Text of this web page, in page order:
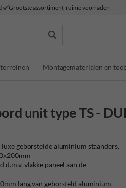
Grootste assortiment, ruime voorraden
Montagematerialen en
unit type TS -
geborstelde aluminium staanders.
d.m.v. vlakke paneel aan de
lang van geborsteld aluminium